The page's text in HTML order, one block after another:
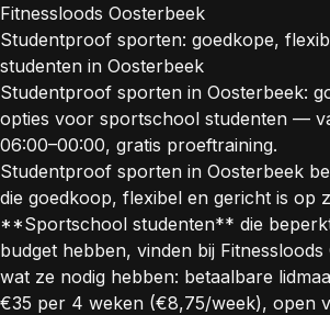
Fitnessloods Oosterbeek
Studentproof sporten: goedkope,
studenten in Oosterbeek
Studentproof sporten in Oosterbeek:
opties voor sportschool studenten —
06:00–00:00, gratis proeftraining.
Studentproof sporten in Oosterbeek
die goedkoop, flexibel en gericht is op
**Sportschool studenten** die
budget hebben, vinden bij Fitnessloods
wat ze nodig hebben: betaalbare
€35 per 4 weken (€8,75/week), open